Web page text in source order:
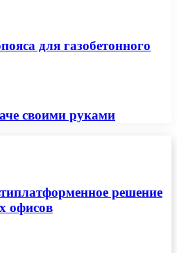
для газобетонного
своими руками
решение
офисов